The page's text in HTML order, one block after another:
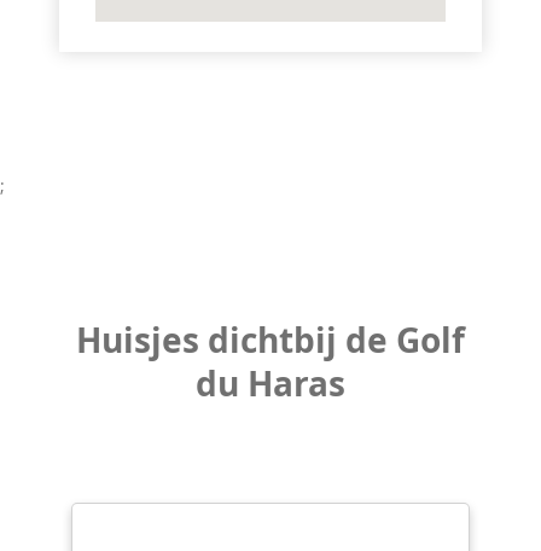
;
Huisjes dichtbij de Golf
du Haras